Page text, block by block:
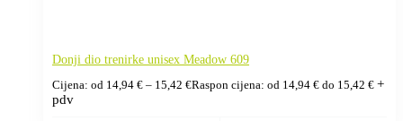
Donji dio trenirke unisex Meadow 609
Cijena: od 14,94 € – 15,42 €Raspon cijena: od 14,94 € do 15,42 € +
pdv